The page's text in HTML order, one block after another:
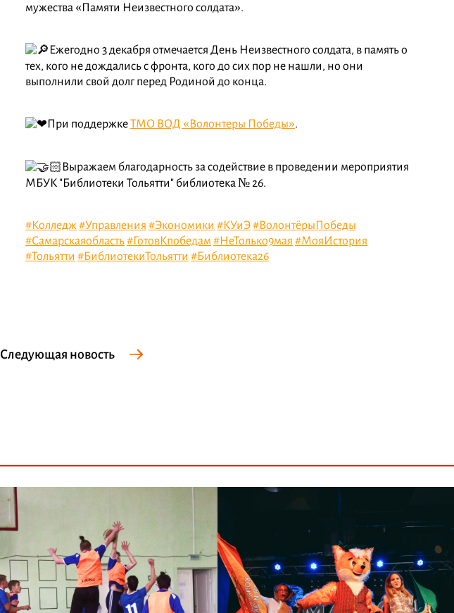
мужества «Памяти Неизвестного солдата».
Ежегодно 3 декабря отмечается День Неизвестного солдата, в память о
тех, кого не дождались с фронта, кого до сих пор не нашли, но они
выполнили свой долг перед Родиной до конца.
При поддержкеТМО ВОД «Волонтеры Победы».
Выражаем благодарность за содействие в проведении мероприятия
МБУК "Библиотеки Тольятти" библиотека № 26.
#Колледж #Управления #Экономики #КУиЭ#ВолонтёрыПобеды
#Самарскаяобласть#ГотовКпобедам #НеТолько9мая #МояИстория
#Тольятти #БиблиотекиТольятти #Библиотека26
Следующая новость